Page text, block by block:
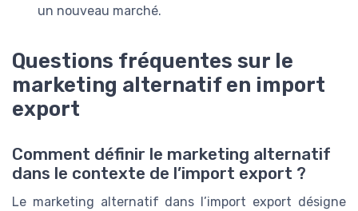
un nouveau marché.
Questions fréquentes sur le
marketing alternatif en import
export
Comment définir le marketing alternatif
dans le contexte de l’import export ?
Le marketing alternatif dans l’import export désigne